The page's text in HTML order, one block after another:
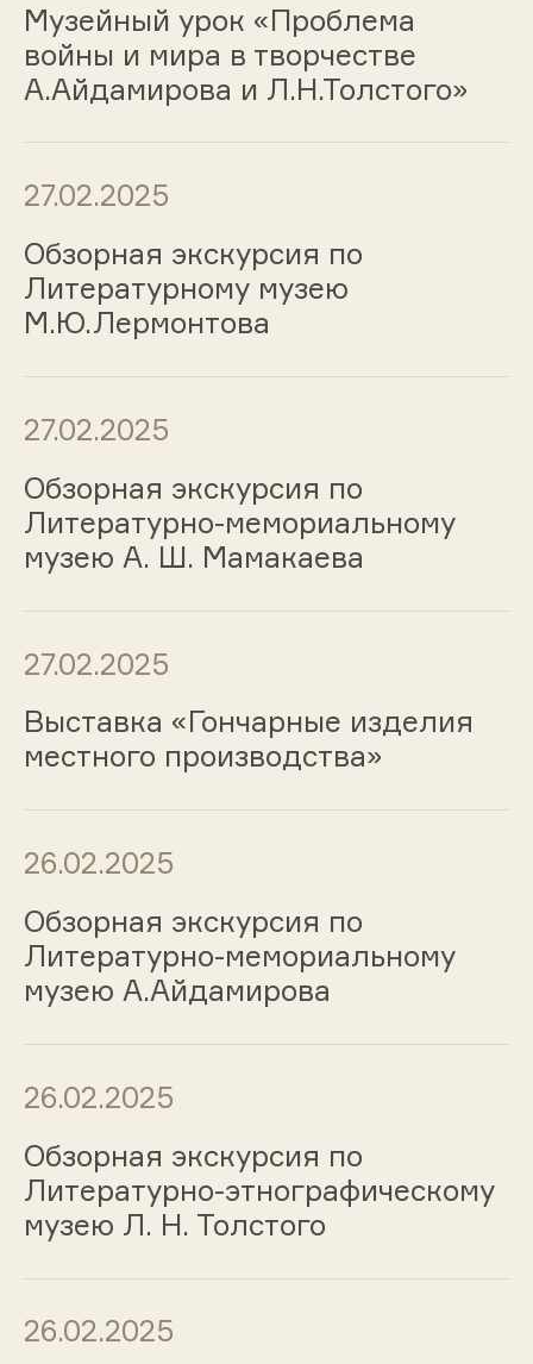
Музейный урок «Проблема
войны и мира в творчестве
А.Айдамирова и Л.Н.Толстого»
27.02.2025
Обзорная экскурсия по
Литературному музею
М.Ю.Лермонтова
27.02.2025
Обзорная экскурсия по
Литературно-мемориальному
музею А. Ш. Мамакаева
27.02.2025
Выставка «Гончарные изделия
местного производства»
26.02.2025
Обзорная экскурсия по
Литературно-мемориальному
музею А.Айдамирова
26.02.2025
Обзорная экскурсия по
Литературно-этнографическому
музею Л. Н. Толстого
26.02.2025